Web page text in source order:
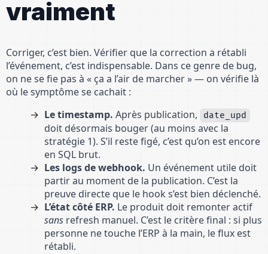
vraiment
Corriger, c’est bien. Vérifier que la correction a rétabli
l’événement, c’est indispensable. Dans ce genre de bug,
on ne se fie pas à « ça a l’air de marcher » — on vérifie là
où le symptôme se cachait :
Le timestamp. Après publication, date_upd
doit désormais bouger (au moins avec la
stratégie 1). S’il reste figé, c’est qu’on est encore
en SQL brut.
Les logs de webhook. Un événement utile doit
partir au moment de la publication. C’est la
preuve directe que le hook s’est bien déclenché.
L’état côté ERP. Le produit doit remonter actif
sans refresh manuel. C’est le critère final : si plus
personne ne touche l’ERP à la main, le flux est
rétabli.